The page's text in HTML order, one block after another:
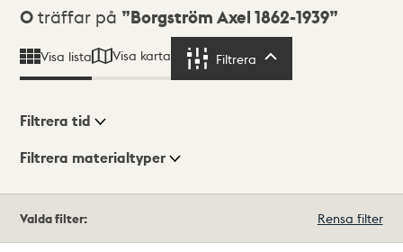
Sökresultat
0 träffar på Borgström Axel 1862-1939
Visa lista Visa karta Filtrera
Visningsläge
Filtrera tid
Filtrera materialtyper
träffar
Valda filter: Rensa filter